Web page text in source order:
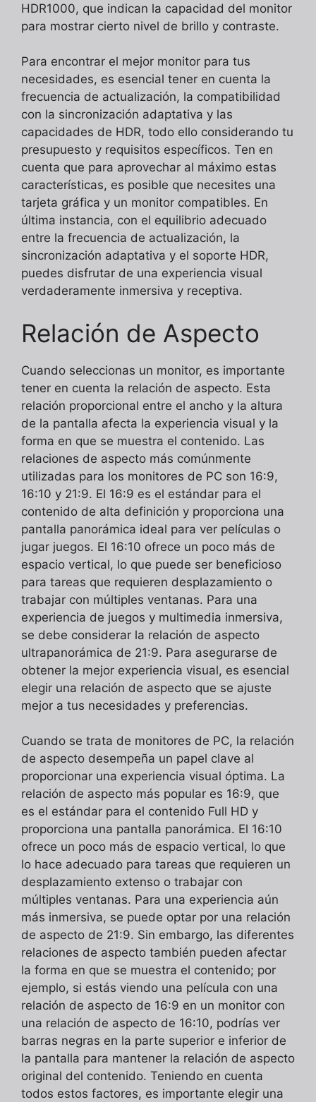
HDR1000, que indican la capacidad del monitor
para mostrar cierto nivel de brillo y contraste.
Para encontrar el mejor monitor para tus
necesidades, es esencial tener en cuenta la
frecuencia de actualización, la compatibilidad
con la sincronización adaptativa y las
capacidades de HDR, todo ello considerando tu
presupuesto y requisitos específicos. Ten en
cuenta que para aprovechar al máximo estas
características, es posible que necesites una
tarjeta gráfica y un monitor compatibles. En
última instancia, con el equilibrio adecuado
entre la frecuencia de actualización, la
sincronización adaptativa y el soporte HDR,
puedes disfrutar de una experiencia visual
verdaderamente inmersiva y receptiva.
Relación de Aspecto
Cuando seleccionas un monitor, es importante
tener en cuenta la relación de aspecto. Esta
relación proporcional entre el ancho y la altura
de la pantalla afecta la experiencia visual y la
forma en que se muestra el contenido. Las
relaciones de aspecto más comúnmente
utilizadas para los monitores de PC son 16:9,
16:10 y 21:9. El 16:9 es el estándar para el
contenido de alta definición y proporciona una
pantalla panorámica ideal para ver películas o
jugar juegos. El 16:10 ofrece un poco más de
espacio vertical, lo que puede ser beneficioso
para tareas que requieren desplazamiento o
trabajar con múltiples ventanas. Para una
experiencia de juegos y multimedia inmersiva,
se debe considerar la relación de aspecto
ultrapanorámica de 21:9. Para asegurarse de
obtener la mejor experiencia visual, es esencial
elegir una relación de aspecto que se ajuste
mejor a tus necesidades y preferencias.
Cuando se trata de monitores de PC, la relación
de aspecto desempeña un papel clave al
proporcionar una experiencia visual óptima. La
relación de aspecto más popular es 16:9, que
es el estándar para el contenido Full HD y
proporciona una pantalla panorámica. El 16:10
ofrece un poco más de espacio vertical, lo que
lo hace adecuado para tareas que requieren un
desplazamiento extenso o trabajar con
múltiples ventanas. Para una experiencia aún
más inmersiva, se puede optar por una relación
de aspecto de 21:9. Sin embargo, las diferentes
relaciones de aspecto también pueden afectar
la forma en que se muestra el contenido; por
ejemplo, si estás viendo una película con una
relación de aspecto de 16:9 en un monitor con
una relación de aspecto de 16:10, podrías ver
barras negras en la parte superior e inferior de
la pantalla para mantener la relación de aspecto
original del contenido. Teniendo en cuenta
todos estos factores, es importante elegir una